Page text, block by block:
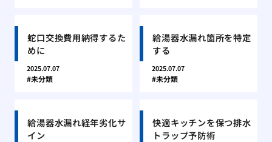
蛇口交換費用納得するた
めに
2025.07.07
未分類
給湯器水漏れ箇所を特定
する
2025.07.07
未分類
給湯器水漏れ経年劣化サ
イン
快適キッチンを保つ排水
トラップ予防術